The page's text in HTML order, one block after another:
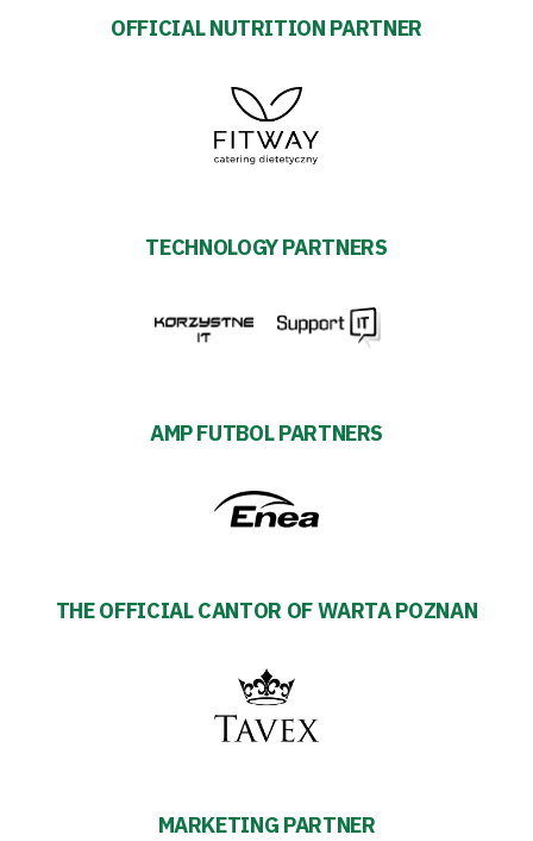
OFFICIAL NUTRITION PARTNER
TECHNOLOGY PARTNERS
AMP FUTBOL PARTNERS
THE OFFICIAL CANTOR OF WARTA POZNAN
MARKETING PARTNER